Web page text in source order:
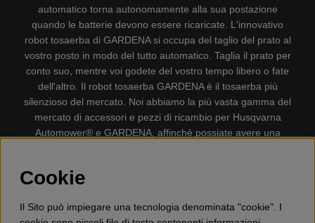
automatico torna autonomamente alla sua postazione
quando le batterie devono essere ricaricate. L'innovativo
robot tosaerba di GARDENA si occupa del taglio del prato al
vostro posto in modo del tutto automatico. Taglia il prato per
conto suo, mentre voi godete del vostro tempo libero o fate
dell'altro. Il robot tosaerba GARDENA è il tosaerba più
silenzioso del mercato. Noi abbiamo la più vasta gamma del
mercato di accessori e pezzi di ricambio per Husqvarna
Automower® e GARDENA, affinchè possiate avere una
Accessori per la protezione personale, Decespugliatori,
Aspirapolvere, Mototroncatrici, Attrezzature Forestali,
Cookie
Il Sito può impiegare una tecnologia denominata "cookie". I